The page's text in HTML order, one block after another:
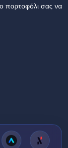
πορτοφόλι σας να